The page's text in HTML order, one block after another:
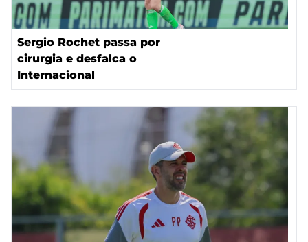
Sergio Rochet passa por
cirurgia e desfalca o
Internacional